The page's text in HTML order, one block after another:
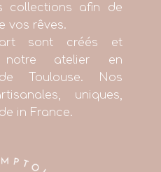
collections afin de
vos rêves.
sont créés et
notre atelier en
Toulouse. Nos
uniques,
in France.